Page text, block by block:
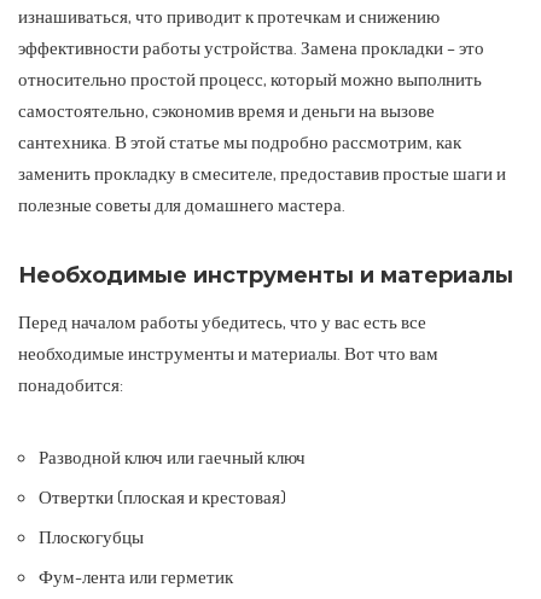
изнашиваться, что приводит к протечкам и снижению
эффективности работы устройства. Замена прокладки – это
относительно простой процесс, который можно выполнить
самостоятельно, сэкономив время и деньги на вызове
сантехника. В этой статье мы подробно рассмотрим, как
заменить прокладку в смесителе, предоставив простые шаги и
полезные советы для домашнего мастера.
Необходимые инструменты и материалы
Перед началом работы убедитесь, что у вас есть все
необходимые инструменты и материалы. Вот что вам
понадобится:
Разводной ключ или гаечный ключ
Отвертки (плоская и крестовая)
Плоскогубцы
Фум-лента или герметик